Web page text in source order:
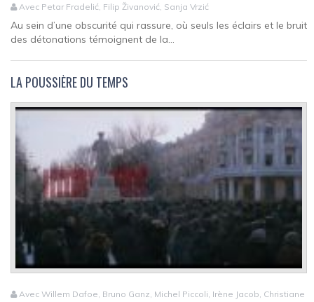
Avec Petar Fradelić, Filip Živanović, Sanja Vrzić
Au sein d’une obscurité qui rassure, où seuls les éclairs et le bruit
des détonations témoignent de la...
LA POUSSIÈRE DU TEMPS
Avec Willem Dafoe, Bruno Ganz, Michel Piccoli, Irène Jacob, Christiane